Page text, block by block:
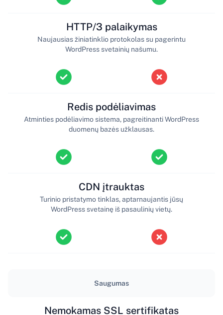
HTTP/3 palaikymas
Naujausias žiniatinklio protokolas su pagerintu
WordPress svetainių našumu.
Redis podėliavimas
Atminties podėliavimo sistema, pagreitinanti WordPress
duomenų bazės užklausas.
CDN įtrauktas
Turinio pristatymo tinklas, aptarnaujantis jūsų
WordPress svetainę iš pasaulinių vietų.
Saugumas
Nemokamas SSL sertifikatas